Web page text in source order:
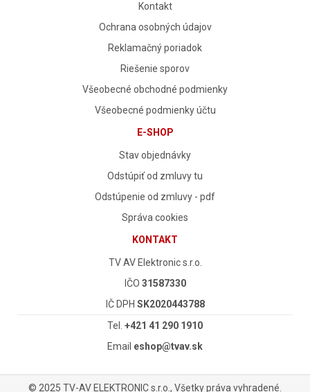
Kontakt
Ochrana osobných údajov
Reklamačný poriadok
Riešenie sporov
Všeobecné obchodné podmienky
Všeobecné podmienky účtu
E-SHOP
Stav objednávky
Odstúpiť od zmluvy tu
Odstúpenie od zmluvy - pdf
Správa cookies
KONTAKT
TV AV Elektronic s.r.o.
IČO 31587330
IČ DPH SK2020443788
Tel. +421 41 290 1910
Email eshop@tvav.sk
© 2025 TV-AV ELEKTRONIC s.r.o., Všetky práva vyhradené.